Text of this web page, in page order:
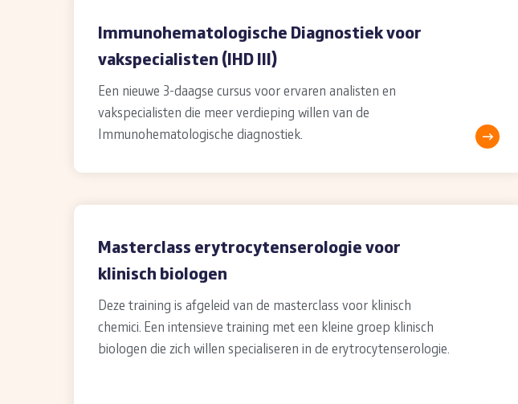
Immunohematologische Diagnostiek voor
vakspecialisten (IHD III)
Een nieuwe 3-daagse cursus voor ervaren analisten en
vakspecialisten die meer verdieping willen van de
Immunohematologische diagnostiek.
Masterclass erytrocytenserologie voor
klinisch biologen
Deze training is afgeleid van de masterclass voor klinisch
chemici. Een intensieve training met een kleine groep klinisch
biologen die zich willen specialiseren in de erytrocytenserologie.